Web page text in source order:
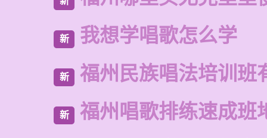
新 我想学唱歌怎么学
新 福州民族唱法培训班
新 福州唱歌排练速成班